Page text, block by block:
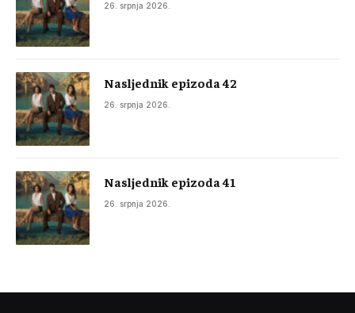
26. srpnja 2026.
Nasljednik epizoda 42
26. srpnja 2026.
Nasljednik epizoda 41
26. srpnja 2026.